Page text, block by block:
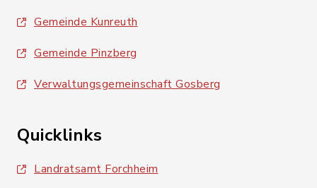
Gemeinde Kunreuth
Gemeinde Pinzberg
Verwaltungsgemeinschaft Gosberg
Quicklinks
Landratsamt Forchheim